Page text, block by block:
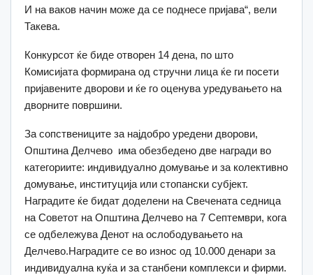
И на ваков начин може да се поднесе пријава“, вели
Такева.
Конкурсот ќе биде отворен 14 дена, по што
Комисијата формирана од стручни лица ќе ги посети
пријавените дворови и ќе го оценува уредувањето на
дворните површини.
За сопствениците за најдобро уредени дворови,
Општина Делчево има обезбедено две награди во
категориите: индивидуално домување и за колективно
домување, институција или стопански субјект.
Наградите ќе бидат доделени на Свечената седница
на Советот на Општина Делчево на 7 Септември, кога
се одбележува Денот на ослободувањето на
Делчево.Наградите се во износ од 10.000 денари за
индивидуална куќа и за станбени комплекси и фирми.